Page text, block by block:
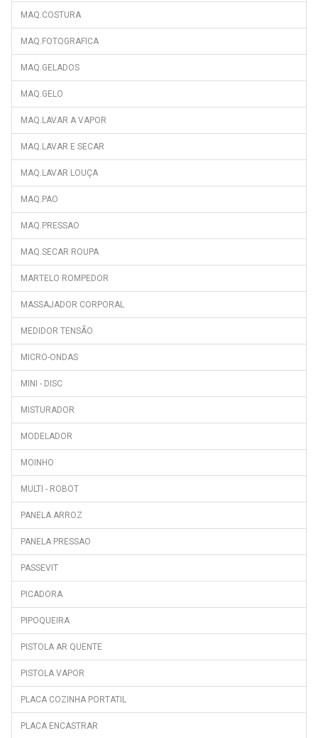
MAQ.COSTURA
MAQ.FOTOGRAFICA
MAQ.GELADOS
MAQ.GELO
MAQ.LAVAR A VAPOR
MAQ.LAVAR E SECAR
MAQ.LAVAR LOUÇA
MAQ.PAO
MAQ.PRESSAO
MAQ.SECAR ROUPA
MARTELO ROMPEDOR
MASSAJADOR CORPORAL
MEDIDOR TENSÃO
MICRO-ONDAS
MINI - DISC
MISTURADOR
MODELADOR
MOINHO
MULTI - ROBOT
PANELA ARROZ
PANELA PRESSAO
PASSEVIT
PICADORA
PIPOQUEIRA
PISTOLA AR QUENTE
PISTOLA VAPOR
PLACA COZINHA PORTATIL
PLACA ENCASTRAR